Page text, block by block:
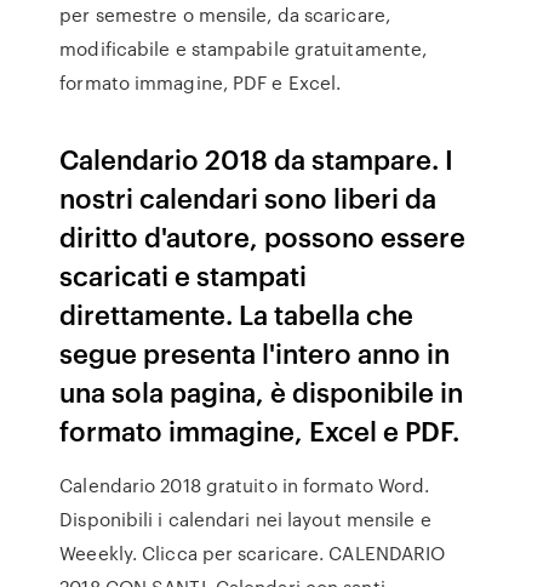
per semestre o mensile, da scaricare,
modificabile e stampabile gratuitamente,
formato immagine, PDF e Excel.
Calendario 2018 da stampare. I
nostri calendari sono liberi da
diritto d'autore, possono essere
scaricati e stampati
direttamente. La tabella che
segue presenta l'intero anno in
una sola pagina, è disponibile in
formato immagine, Excel e PDF.
Calendario 2018 gratuito in formato Word.
Disponibili i calendari nei layout mensile e
Weeekly. Clicca per scaricare. CALENDARIO